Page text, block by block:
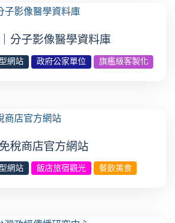
分子影像醫學資料庫
網站 政府公家單位 旗艦級客製化
稅商店官方網站
網站 飯店旅宿觀光 餐飲美食